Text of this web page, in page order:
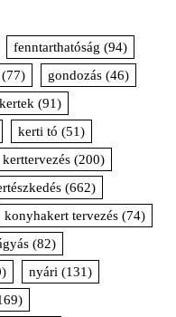
fenntarthatóság (94)
(77) gondozás (46)
kertek (91)
kerti tó (51)
kerttervezés (200)
(662)
konyhakert tervezés (74)
(82)
nyári (131)